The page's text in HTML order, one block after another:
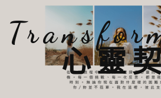
心靈